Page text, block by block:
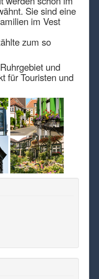
Sie sind eine
im Vest
zum so
und
für Touristen und